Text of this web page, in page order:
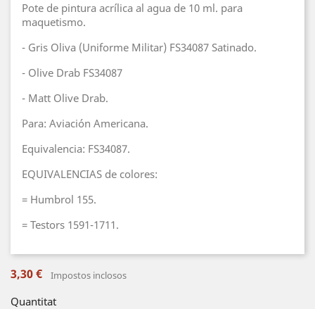
Pote de pintura acrílica al agua de 10 ml. para
maquetismo.
- Gris Oliva (Uniforme Militar) FS34087 Satinado.
- Olive Drab FS34087
- Matt Olive Drab.
Para: Aviación Americana.
Equivalencia: FS34087.
EQUIVALENCIAS de colores:
= Humbrol 155.
= Testors 1591-1711.
3,30 € Impostos inclosos
Quantitat